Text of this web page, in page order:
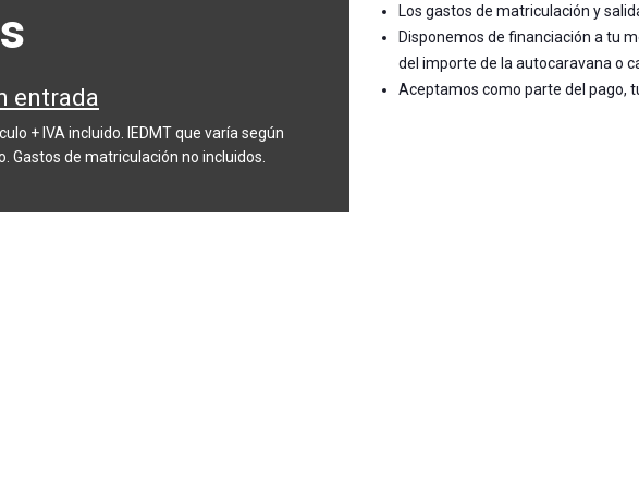
entrada
+ IVA incluido. IEDMT que varía según
Gastos de matriculación no incluidos.
Los gastos de matriculación y
Disponemos de financiación a tu
del importe de la autocaravana o
Aceptamos como parte del pago,